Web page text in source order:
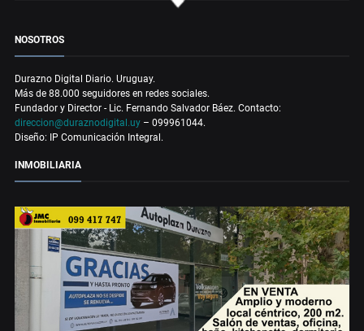
NOSOTROS
Durazno Digital Diario. Uruguay.
Más de 88.000 seguidores en redes sociales.
Fundador y Director - Lic. Fernando Salvador Báez. Contacto:
direccion@duraznodigital.uy – 099961044.
Diseño: IP Comunicación Integral.
INMOBILIARIA